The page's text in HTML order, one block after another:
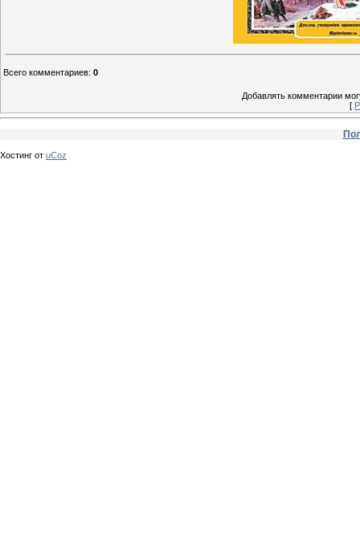
Всего комментариев: 0
Добавлять комментарии
[
Хостинг от uCoz